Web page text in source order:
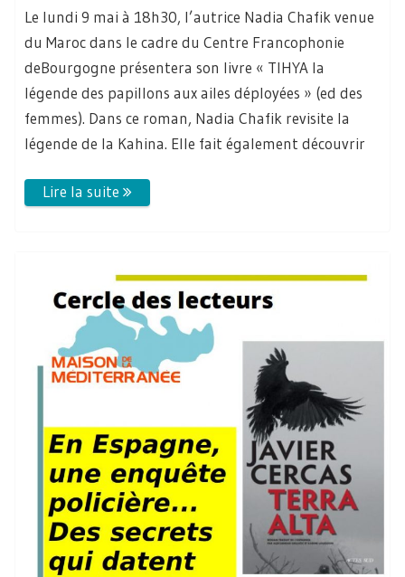
Le lundi 9 mai à 18h30, l’autrice Nadia Chafik venue
du Maroc dans le cadre du Centre Francophonie
deBourgogne présentera son livre « TIHYA la
légende des papillons aux ailes déployées » (ed des
femmes). Dans ce roman, Nadia Chafik revisite la
légende de la Kahina. Elle fait également découvrir